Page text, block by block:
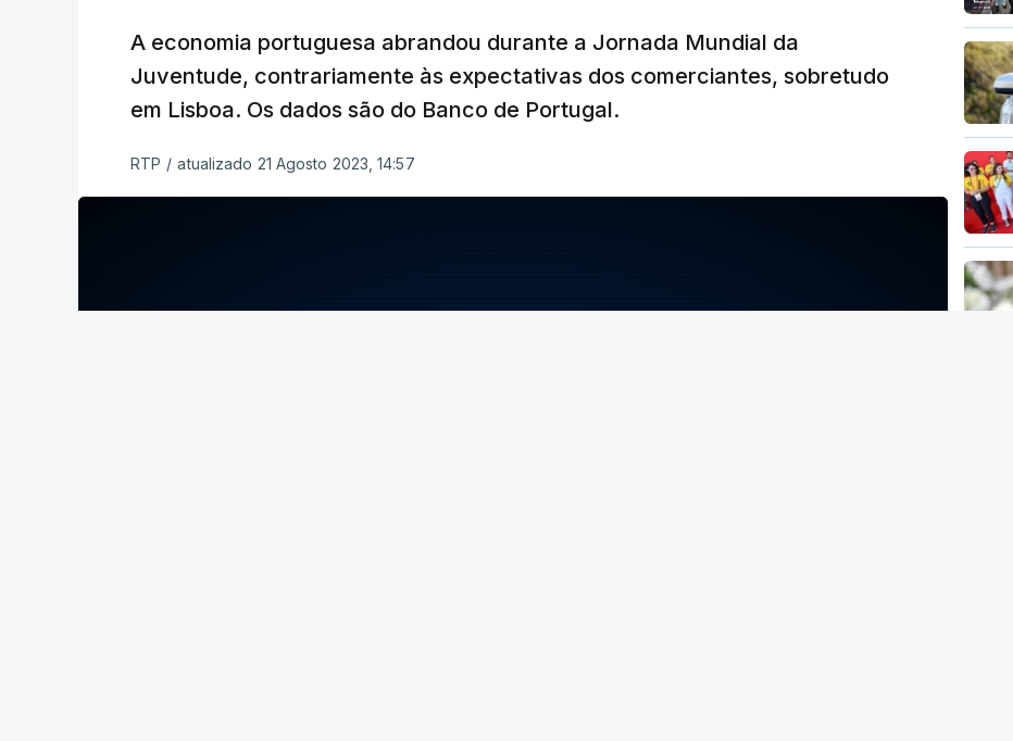
A economia portuguesa abrandou durante a Jornada Mundial da
Juventude, contrariamente às expectativas dos comerciantes, sobretudo
em Lisboa. Os dados são do Banco de Portugal.
RTP / atualizado 21 Agosto 2023, 14:57